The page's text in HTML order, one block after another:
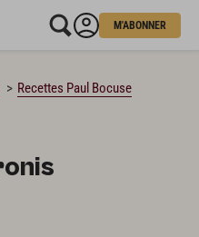
M'ABONNER
Recettes Paul Bocuse